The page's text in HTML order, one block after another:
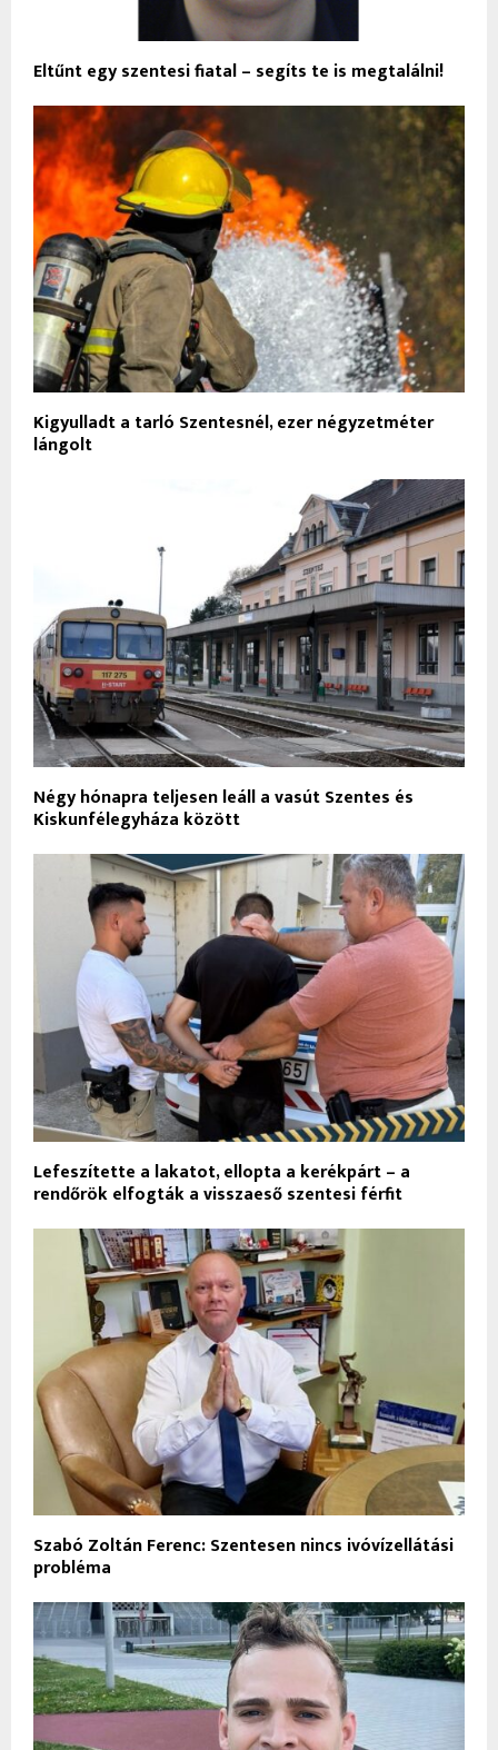
Eltűnt egy szentesi fiatal – segíts te is megtalálni!
Kigyulladt a tarló Szentesnél, ezer négyzetméter
lángolt
Négy hónapra teljesen leáll a vasút Szentes és
Kiskunfélegyháza között
Lefeszítette a lakatot, ellopta a kerékpárt – a
rendőrök elfogták a visszaeső szentesi férfit
Szabó Zoltán Ferenc: Szentesen nincs ivóvízellátási
probléma